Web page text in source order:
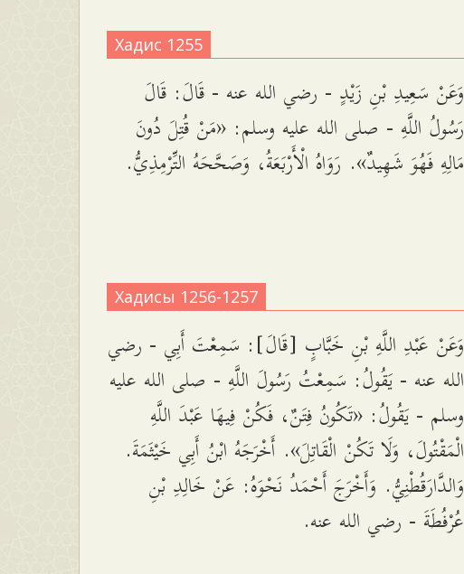
Хадис 1255
وَعَنْ سَعِيدِ بْنِ زَيْدٍ - رضي الله عنه - قَالَ: قَالَ
رَسُولُ اللَّهِ - صلى الله عليه وسلم: «مَنْ قُتِلَ دُونَ
مَالِهِ فَهُوَ شَهِيدٌ». رَوَاهُ الْأَرْبَعَةُ، وَصَحَّحَهُ التِّرْمِذِيُّ.
Хадисы 1256-1257
وَعَنْ عَبْدِ اللَّهِ بْنِ خَبَّابٍ [قَالَ]: سَمِعْتَ أَبِي - رضي
الله عنه - يَقُولُ: سَمِعْتُ رَسُولَ اللَّهِ - صلى الله عليه
وسلم - يَقُولُ: «تَكُونُ فِتَنٌ، فَكُنْ فِيهَا عَبْدَ اللَّهِ
الْمَقْتُولَ، وَلَا تَكُنْ الْقَاتِلَ». أَخْرَجَهُ ابْنُ أَبِي خَيْثَمَةَ.
وَالدَّارَقُطْنِيُّ. وَأَخْرَجَ أَحْمَدُ نَحْوَهُ: عَنْ خَالِدِ بْنِ
عُرْفُطَةَ - رضي الله عنه.